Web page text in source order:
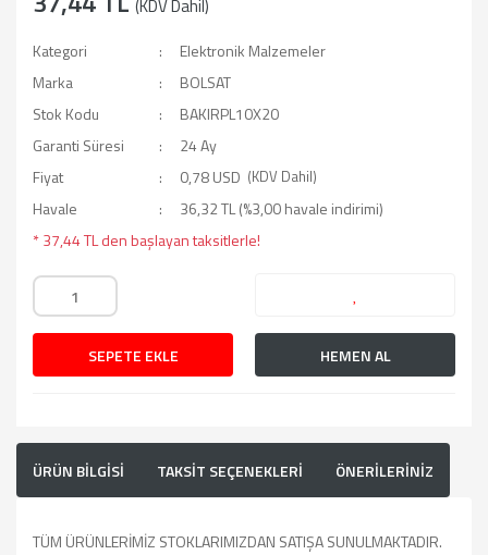
(KDV Dahil)
Kategori
Elektronik Malzemeler
Marka
BOLSAT
Stok Kodu
BAKIRPL10X20
Garanti Süresi
24 Ay
Fiyat
0,78 USD (KDV Dahil)
Havale
36,32 TL (%3,00 havale indirimi)
* 37,44 TL den başlayan taksitlerle!
SEPETE EKLE HEMEN AL
ÜRÜN BİLGİSİ TAKSİT SEÇENEKLERİ ÖNERİLERİNİZ
TÜM ÜRÜNLERİMİZ STOKLARIMIZDAN SATIŞA SUNULMAKTADIR.